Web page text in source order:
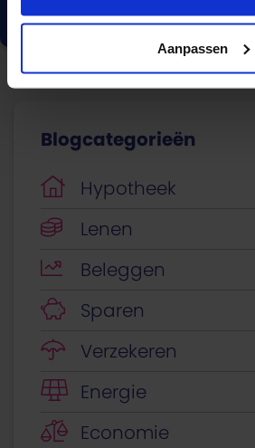
Aanpassen
Blogcategorieën
Hypotheek
Lenen
Beleggen
Sparen
Verzekeren
Energie
Economie